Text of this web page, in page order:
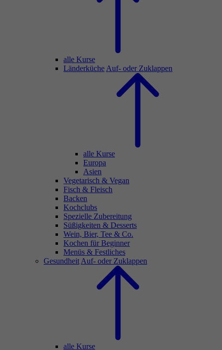
alle Kurse
Länderküche Auf- oder Zuklappen
alle Kurse
Europa
Asien
Vegetarisch & Vegan
Fisch & Fleisch
Backen
Kochclubs
Spezielle Zubereitung
Süßigkeiten & Desserts
Wein, Bier, Tee & Co.
Kochen für Beginner
Menüs & Festliches
Gesundheit Auf- oder Zuklappen
alle Kurse